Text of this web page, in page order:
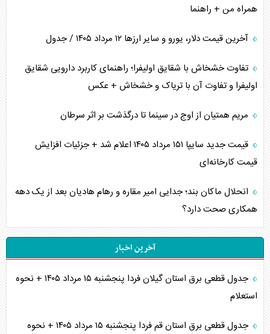
همراه من + راهنما
آخرین قیمت دلار، یورو و سایر ارز‌ها ۱۲ مرداد ۱۴۰۵ / جدول
تفاوت خشخاش با شقایق اولیفرا؛ راهنمای کاربرد دارویی شقایق
اولیفرا و تفاوت آن با تریاک و خشخاش + عکس
مریم همتیان از اوج در سینما تا درگذشت بر اثر سرطان
قیمت جدید سایپا ۱۵۱ مرداد ۱۴۰۵ اعلام شد + جزئیات افزایش
قیمت کارخانه‌ای
انحلال ماکان بند؛ جدایی امیر مقاره و رهام هادیان بعد از یک دهه
همکاری صحت دارد؟
آخرین اخبار
جدول قطعی برق استان گیلان فردا پنجشنبه ۱۵ مرداد ۱۴۰۵ + نحوه
استعلام
جدول قطعی برق استان قم فردا پنجشنبه ۱۵ مرداد ۱۴۰۵ + نحوه